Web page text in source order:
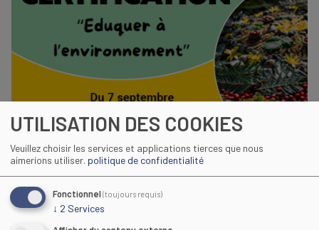
UTILISATION DES COOKIES
Veuillez choisir les services et applications tierces que nous
aimerions utiliser. politique de confidentialité
Fonctionnel(toujours requis)
↓ 2 Services